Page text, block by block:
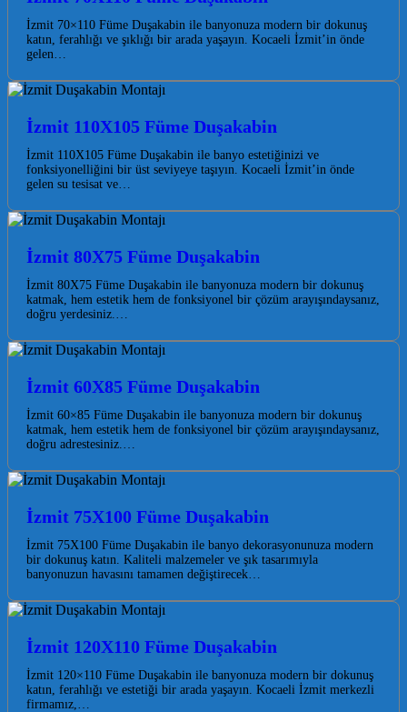
İzmit 70×110 Füme Duşakabin ile banyonuza modern bir dokunuş
katın, ferahlığı ve şıklığı bir arada yaşayın. Kocaeli İzmit’in önde
gelen…
İzmit 110X105 Füme Duşakabin
İzmit 110X105 Füme Duşakabin ile banyo estetiğinizi ve
fonksiyonelliğini bir üst seviyeye taşıyın. Kocaeli İzmit’in önde
gelen su tesisat ve…
İzmit 80X75 Füme Duşakabin
İzmit 80X75 Füme Duşakabin ile banyonuza modern bir dokunuş
katmak, hem estetik hem de fonksiyonel bir çözüm arayışındaysanız,
doğru yerdesiniz.…
İzmit 60X85 Füme Duşakabin
İzmit 60×85 Füme Duşakabin ile banyonuza modern bir dokunuş
katmak, hem estetik hem de fonksiyonel bir çözüm arayışındaysanız,
doğru adrestesiniz.…
İzmit 75X100 Füme Duşakabin
İzmit 75X100 Füme Duşakabin ile banyo dekorasyonunuza modern
bir dokunuş katın. Kaliteli malzemeler ve şık tasarımıyla
banyonuzun havasını tamamen değiştirecek…
İzmit 120X110 Füme Duşakabin
İzmit 120×110 Füme Duşakabin ile banyonuza modern bir dokunuş
katın, ferahlığı ve estetiği bir arada yaşayın. Kocaeli İzmit merkezli
firmamız,…